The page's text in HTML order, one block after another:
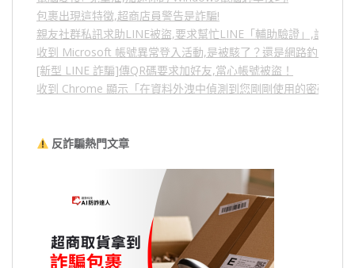
包裹出現這特徵,超商店員警告是詐騙!
親友社群私訊求助LINE被盜,要求幫忙LINE「輔助驗證」,詐騙
收到 Microsoft 帳號異常登入活動,是被駭了？還是網路釣魚？
[新型 LINE 詐騙]傳QR碼要求加好友,當心帳號被盜！
收到 Chrome 顯示「在資料外洩中偵測到您剛剛使用的密碼」
反詐騙熱門文章